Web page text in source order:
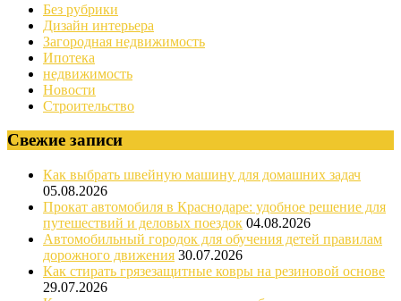
Без рубрики
Дизайн интерьера
Загородная недвижимость
Ипотека
недвижимость
Новости
Строительство
Свежие записи
Как выбрать швейную машину для домашних задач
05.08.2026
Прокат автомобиля в Краснодаре: удобное решение для
путешествий и деловых поездок 04.08.2026
Автомобильный городок для обучения детей правилам
дорожного движения 30.07.2026
Как стирать грязезащитные ковры на резиновой основе
29.07.2026